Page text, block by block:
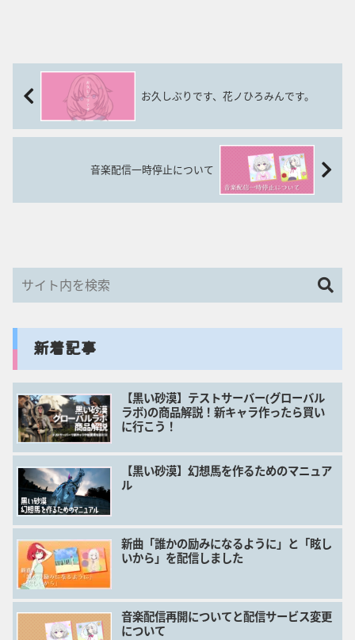
お久しぶりです、花ノひろみんです。
音楽配信一時停止について
新着記事
【黒い砂漠】テストサーバー(グローバル
ラボ)の商品解説！新キャラ作ったら買い
に行こう！
【黒い砂漠】幻想馬を作るためのマニュア
ル
新曲「誰かの励みになるように」と「眩し
いから」を配信しました
音楽配信再開についてと配信サービス変更
について